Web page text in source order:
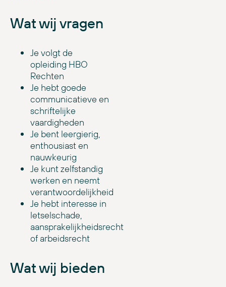
Wat wij vragen
Je volgt de
opleiding HBO
Rechten
Je hebt goede
communicatieve en
schriftelijke
vaardigheden
Je bent leergierig,
enthousiast en
nauwkeurig
Je kunt zelfstandig
werken en neemt
verantwoordelijkheid
Je hebt interesse in
letselschade,
aansprakelijkheidsrecht
of arbeidsrecht
Wat wij bieden